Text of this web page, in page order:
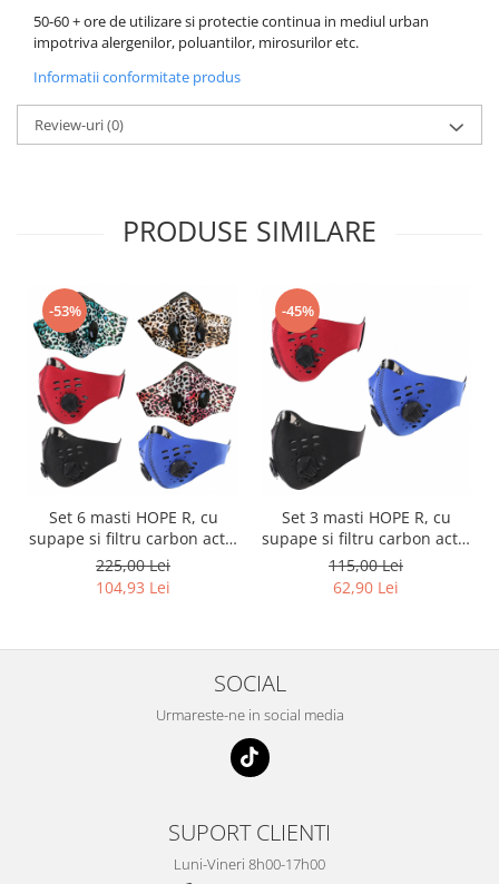
50-60 + ore de utilizare si protectie continua in mediul urban
impotriva alergenilor, poluantilor, mirosurilor etc.
Informatii conformitate produs
Review-uri(0)
PRODUSE SIMILARE
-53%
Set 6 masti HOPE R, cu
supape si filtru carbon activ
antipoluare, Family,
reutilizabile, pentru alergat,
bicicleta, trotineta
225,00 Lei
104,93 Lei
-45%
Set 3 masti HOPE R, cu
supape si filtru carbon activ
antipoluare, Family,
reutilizabile, pentru alergat,
bicicleta, trotineta
115,00 Lei
62,90 Lei
SOCIAL
Urmareste-ne in social media
SUPORT CLIENTI
Luni-Vineri 8h00-17h00